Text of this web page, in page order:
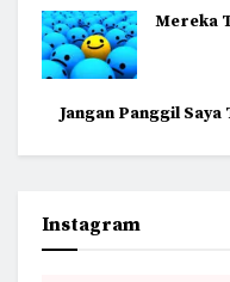
Mereka
Jangan Panggil
Instagram